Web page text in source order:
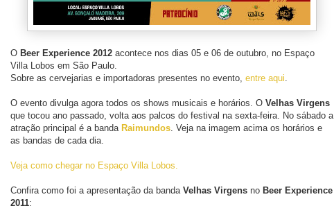
O Beer Experience 2012 acontece nos dias 05 e 06 de outubro, no Espaço
Villa Lobos em São Paulo.
Sobre as cervejarias e importadoras presentes no evento, entre aqui.
O evento divulga agora todos os shows musicais e horários. O Velhas Virgens
que tocou ano passado, volta aos palcos do festival na sexta-feira. No sábado a
atração principal é a banda Raimundos. Veja na imagem acima os horários e
as bandas de cada dia.
Veja como chegar no Espaço Villa Lobos.
Confira como foi a apresentação da banda Velhas Virgens no Beer Experience
2011: